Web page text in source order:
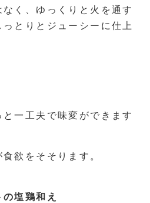
く、ゆっくりと火を通す
とりとジューシーに仕上
一工夫で味変ができます
欲をそそります。
塩鶏和え